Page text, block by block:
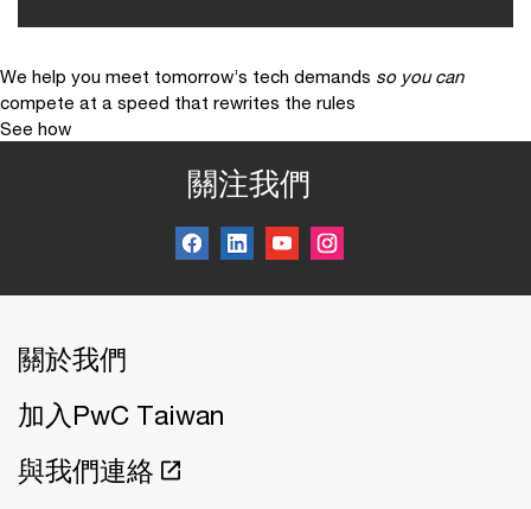
We help you meet tomorrow’s tech demands so you can
compete at a speed that rewrites the rules
See how
關注我們
關於我們
加入PwC Taiwan
與我們連絡